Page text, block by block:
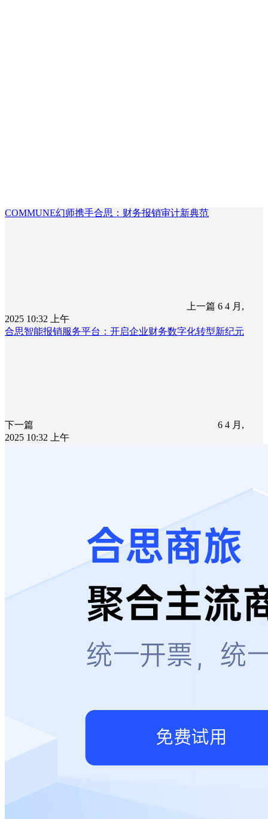
COMMUNE幻师携手合思：财务报销审计新典范
上一篇 6 4 月,
2025 10:32 上午
合思智能报销服务平台：开启企业财务数字化转型新纪元
下一篇
6 4 月,
2025 10:32 上午